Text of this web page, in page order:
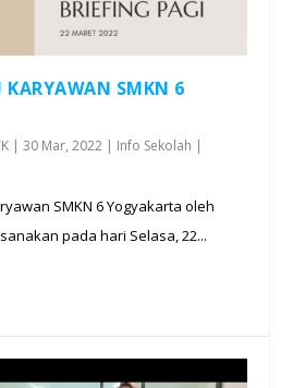
KARYAWAN SMKN 6
|30 Mar, 2022 | Info Sekolah |
SMKN 6 Yogyakarta oleh
pada hari Selasa, 22...